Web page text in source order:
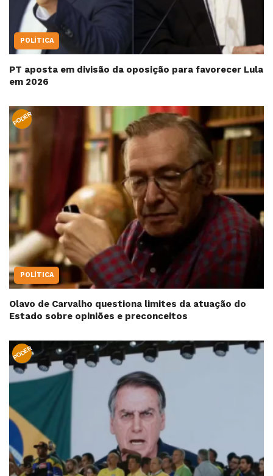
POLÍTICA
PT aposta em divisão da oposição para favorecer Lula
em 2026
PODER
POLÍTICA
Olavo de Carvalho questiona limites da atuação do
Estado sobre opiniões e preconceitos
PODER